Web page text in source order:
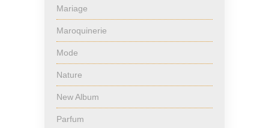
Mariage
Maroquinerie
Mode
Nature
New Album
Parfum